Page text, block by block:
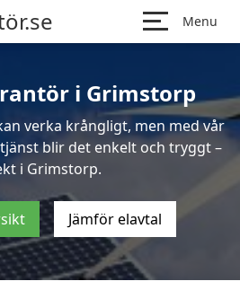
Menu
i Grimstorp
verka krångligt, men med vår
blir det enkelt och tryggt –
i Grimstorp.
Jämför elavtal